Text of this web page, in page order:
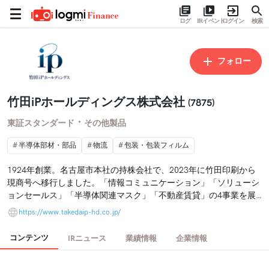
ログ IRイベントログイン 検索
フォロー
竹田iPホールディングス株式会社 (7875)
東証スタンダード ・ その他製品
半導体部材・部品 物流 包装・包装フィルム
1924年創業。名古屋市本社の持株会社で、2023年に竹田印刷から
現商号へ移行しました。「情報コミュニケーション」「ソリューシ
ョンセールス」「半導体関連マスク」「不動産賃貸」の4事業を展
開しています。祖業で培った精密製版技術を発展させた半導体関連
マスク事業が伸びています。2024年に発表した中期経営計画のも
と、国内外15社のグループネットワークを活かし成長領域への展開
を加速しています。
https://www.takedaip-hd.co.jp/
コンテンツ IRニュース 業績情報 企業情報